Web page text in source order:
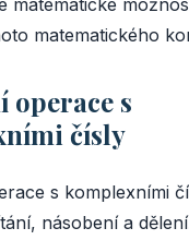
matematického
operace s
čísly
s komplexními
násobení a